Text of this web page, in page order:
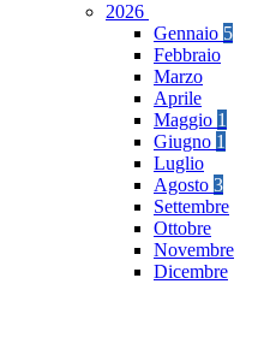
2026
Gennaio 5
Febbraio
Marzo
Aprile
Maggio 1
Giugno 1
Luglio
Agosto 3
Settembre
Ottobre
Novembre
Dicembre